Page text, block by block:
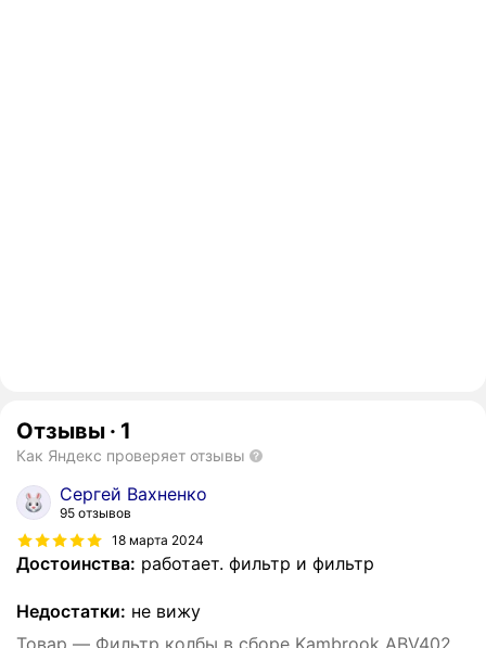
Отзывы · 1
Как Яндекс проверяет отзывы
Сергей Вахненко
95 отзывов
18 марта 2024
Достоинства: работает. фильтр и фильтр
Недостатки: не вижу